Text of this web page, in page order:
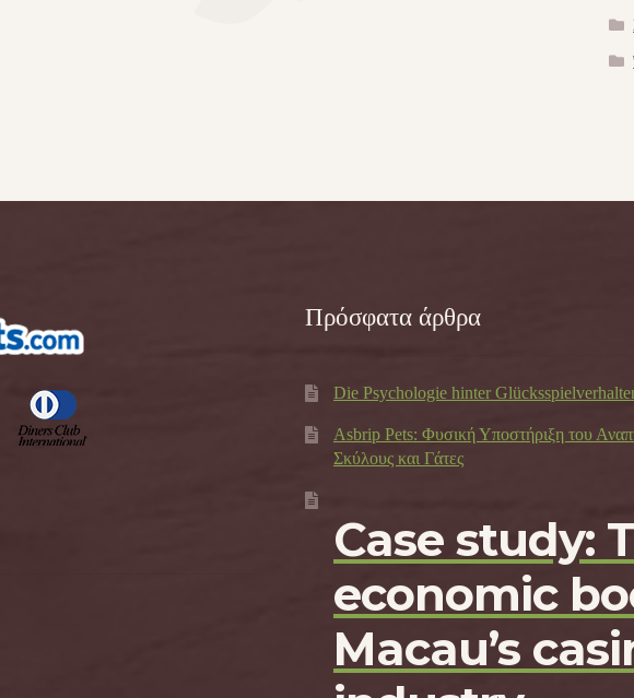
Πρόσφατα άρθρα
Die Psychologie hinter
Asbrip Pets: Φυσική Υποστήριξη του
Σκύλους και Γάτες
Case study:
economic
Macau’s